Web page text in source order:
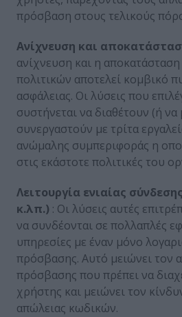
πρόσβαση στους τελικούς
Ανίχνευση και
ανίχνευση και η
πολιτικών αποτελεί κομβικό
ασφάλειας. Οι λύσεις που
συστήνεται να διαθέτουν (ή
συνεργαστούν με τρίτα
ανώμαλης συμπεριφοράς η
στις εκάστοτε πολιτικές του
Λειτουργία ενιαίας
κ.λπ.) : Οι λύσεις αυτές
να συνδέονται σε πολλαπλές
υπηρεσίες με έναν μόνο
πρόσβασης. Αυτό μειώνει τον
πρόσβασης που πρέπει να
χρήστης και μειώνει τον
απώλειας κωδικών.